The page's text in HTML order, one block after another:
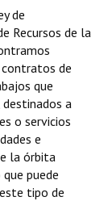
de
Recursos de la
de
que
a
o servicios
e
la órbita
puede
tipo de